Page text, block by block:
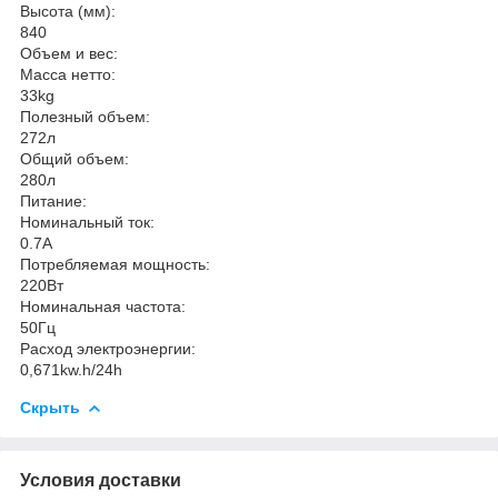
Высота (мм):
840
Объем и вес:
Масса нетто:
33kg
Полезный объем:
272л
Общий объем:
280л
Питание:
Номинальный ток:
0.7A
Потребляемая мощность:
220Вт
Номинальная частота:
50Гц
Расход электроэнергии:
0,671kw.h/24h
Скрыть
Условия доставки